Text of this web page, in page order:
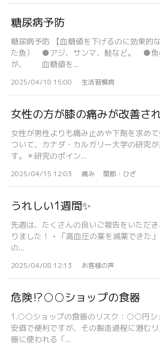
糖尿病予防
糖尿病予防 【血糖値を下げるのに効果的
た魚） ●アジ、サンマ、鮭など。 ●魚
が、 血糖値を...
2025/04/18 15:00 生活習慣病
女性の方が膝の痛みが改善さ
女性が男性よりも痛み止めや下剤を求め
ついて、カナダ・カルガリー大学の研究
す。＊研究のポイン...
2025/04/15 12:03 痛み 関節・ひざ
うれしい1週間✨
先週は、たくさんの良いご報告をいただ
りました！ • 「高血圧の薬を減薬できた
の...
2025/04/08 12:13 お客様の声
危険⁉○○ショップの食器
1.○○ショップの食器のリスク：○○円シ
安価で便利ですが、その製造過程に潜む
器に使われる「...